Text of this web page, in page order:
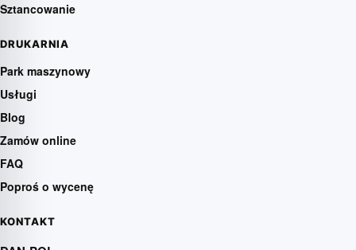
Sztancowanie
DRUKARNIA
Park maszynowy
Usługi
Blog
Zamów online
FAQ
Poproś o wycenę
KONTAKT